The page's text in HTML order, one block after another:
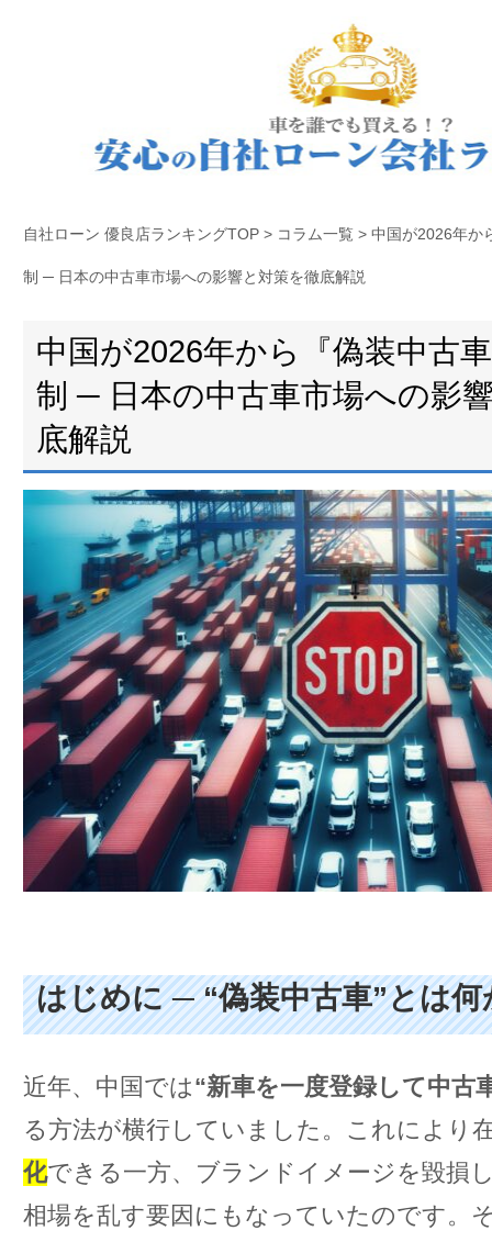
自社ローン 優良店ランキングTOP> コラム一覧 > 中国が2026年か
制 ─ 日本の中古車市場への影響と対策を徹底解説
中国が2026年から『偽装中古
制 ─ 日本の中古車市場への影
底解説
はじめに ─ “偽装中古車”とは何
近年、中国では“新車を一度登録して中古
る方法が横行していました。これにより
化できる一方、ブランドイメージを毀損
相場を乱す要因にもなっていたのです。